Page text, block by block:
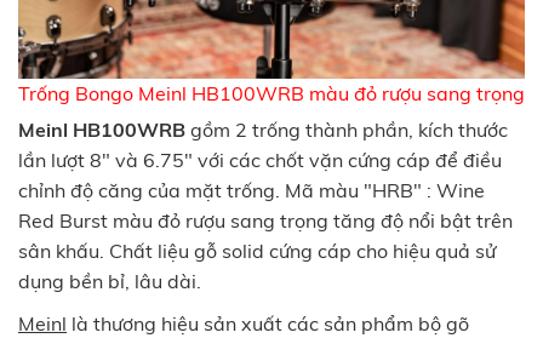
Trống Bongo Meinl HB100WRB màu đỏ rượu sang trọng
Meinl HB100WRB gồm 2 trống thành phần, kích thước
lần lượt 8" và 6.75" với các chốt vặn cứng cáp để điều
chỉnh độ căng của mặt trống. Mã màu "HRB" : Wine
Red Burst màu đỏ rượu sang trọng tăng độ nổi bật trên
sân khấu. Chất liệu gỗ solid cứng cáp cho hiệu quả sử
dụng bền bỉ, lâu dài.
Meinl là thương hiệu sản xuất các sản phẩm bộ gõ